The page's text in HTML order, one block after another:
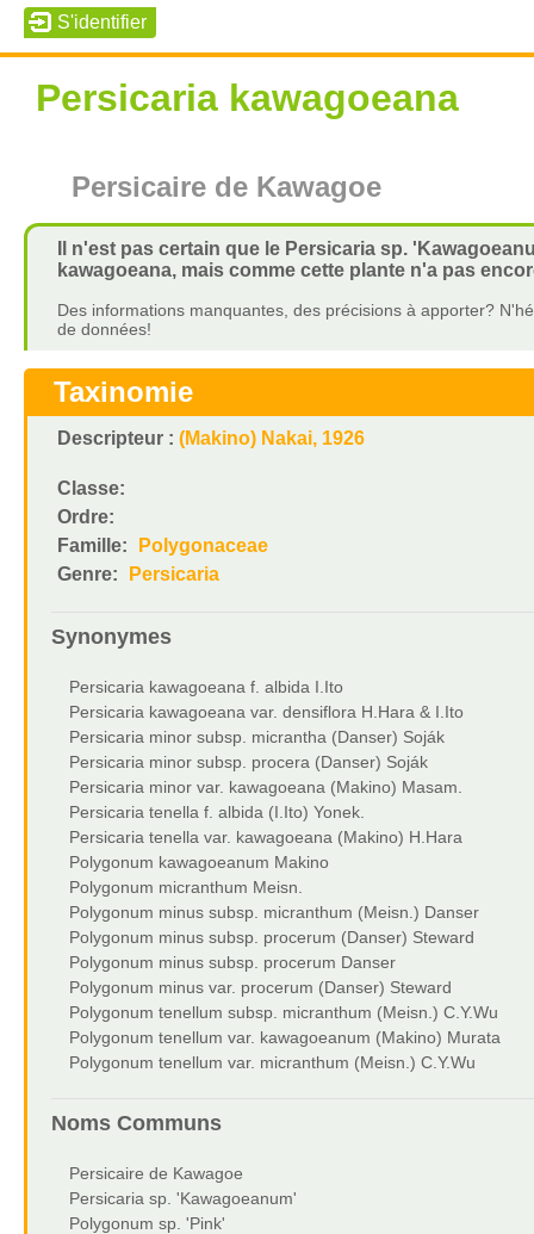
Persicaria kawagoeana
Persicaire de Kawagoe
Il n'est pas certain que le Persicaria sp.
kawagoeana, mais comme cette plante n'a pas
Des informations manquantes, des précisions à apporter?
de données!
Taxinomie
Descripteur : (Makino) Nakai, 1926
Classe:
Ordre:
Famille:
Polygonaceae
Genre:
Persicaria
Synonymes
Persicaria kawagoeana f. albida I.Ito
Persicaria kawagoeana var. densiflora H.Hara & I.Ito
Persicaria minor subsp. micrantha (Danser) Soják
Persicaria minor subsp. procera (Danser) Soják
Persicaria minor var. kawagoeana (Makino) Masam.
Persicaria tenella f. albida (I.Ito) Yonek.
Persicaria tenella var. kawagoeana (Makino) H.Hara
Polygonum kawagoeanum Makino
Polygonum micranthum Meisn.
Polygonum minus subsp. micranthum (Meisn.) Danser
Polygonum minus subsp. procerum (Danser) Steward
Polygonum minus subsp. procerum Danser
Polygonum minus var. procerum (Danser) Steward
Polygonum tenellum subsp. micranthum (Meisn.) C.Y.Wu
Polygonum tenellum var. kawagoeanum (Makino) Murata
Polygonum tenellum var. micranthum (Meisn.) C.Y.Wu
Noms Communs
Persicaire de Kawagoe
Persicaria sp. 'Kawagoeanum'
Polygonum sp. 'Pink'